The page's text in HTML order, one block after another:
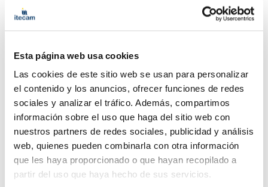
Esta página web usa cookies
Las cookies de este sitio web se usan para personalizar
el contenido y los anuncios, ofrecer funciones de redes
sociales y analizar el tráfico. Además, compartimos
información sobre el uso que haga del sitio web con
nuestros partners de redes sociales, publicidad y análisis
web, quienes pueden combinarla con otra información
que les haya proporcionado o que hayan recopilado a
partir del uso que haya hecho de sus servicios.
Soldadura